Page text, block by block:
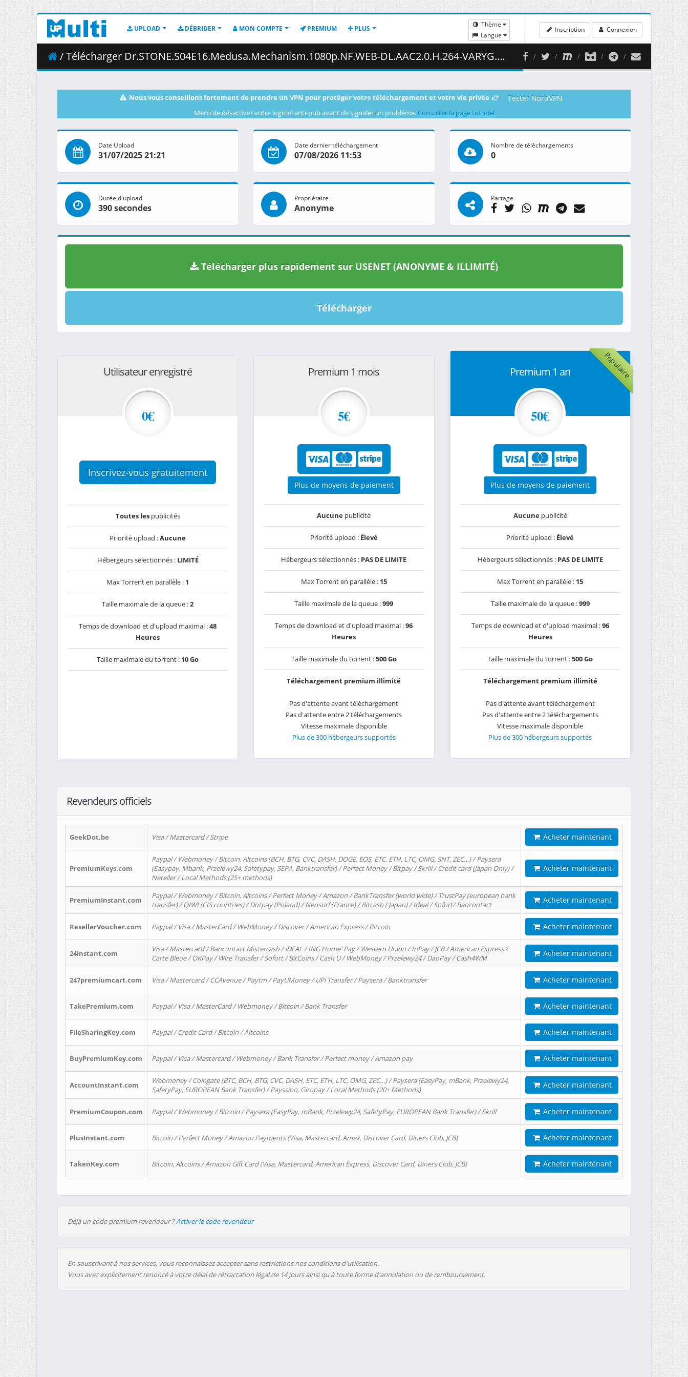
UPLOAD DÉBRIDER MON COMPTE PREMIUM PLUS
Thème
Langue
Inscription Connexion
/ Télécharger Dr.STONE.S04E16.Medusa.Mechanism.1080p.NF.WEB-DL.AAC2.0.H.264-VARYG.mkv.003 ( 342.69 MB )
Nous vous conseillons fortement de prendre un VPN pour protéger votre téléchargement et votre vie privée Tester NordVPN
Merci de désactiver votre logiciel anti-pub avant de signaler un problème. Consulter la page tutoriel
Date Upload
31/07/2025 21:21
Date dernier téléchargement
07/08/2026 11:53
Nombre de téléchargements
0
Durée d'upload
390 secondes
Propriétaire
Anonyme
Partage
Télécharger plus rapidement sur USENET (ANONYME & ILLIMITÉ)
Télécharger
Utilisateur enregistré
0€
Inscrivez-vous gratuitement
Toutes lespublicités
Priorité upload :Aucune
Hébergeurs sélectionnés : LIMITÉ
Max Torrent en parallèle : 1
Taille maximale de la queue :2
Temps de download et d'upload maximal :48
Heures
Taille maximale du torrent : 10 Go
Premium 1 mois
5€
Plus de moyens de paiement
Aucune publicité
Priorité upload : Élevé
Hébergeurs sélectionnés : PAS DE LIMITE
Max Torrent en parallèle : 15
Taille maximale de la queue :999
Temps de download et d'upload maximal :96
Heures
Taille maximale du torrent :500 Go
Téléchargement premium illimité
Pas d'attente avant téléchargement
Pas d'attente entre 2 téléchargements
Vitesse maximale disponible
Plus de 300 hébergeurs supportés
Populaire
Premium 1 an
50€
Plus de moyens de paiement
Aucunepublicité
Priorité upload : Élevé
Hébergeurs sélectionnés : PAS DE LIMITE
Max Torrent en parallèle : 15
Taille maximale de la queue :999
Temps de download et d'upload maximal :96
Heures
Taille maximale du torrent :500 Go
Téléchargement premium illimité
Pas d'attente avant téléchargement
Pas d'attente entre 2 téléchargements
Vitesse maximale disponible
Plus de 300 hébergeurs supportés
Revendeurs officiels
GeekDot.be Visa / Mastercard / Stripe Acheter maintenant
PremiumKeys.com
Paypal / Webmoney / Bitcoin, Altcoins (BCH, BTG, CVC, DASH, DOGE, EOS, ETC, ETH, LTC, OMG, SNT, ZEC…) / Paysera
(Easypay, Mbank, Przelewy24, Safetypay, SEPA, Banktransfer) / Perfect Money / Bitpay / Skrill / Credit card (Japan Only) /
Neteller / Local Methods (25+ methods)
Acheter maintenant
PremiumInstant.com
Paypal / Webmoney / Bitcoin, Altcoins / Perfect Money / Amazon / BankTransfer (world wide) / TrustPay (european bank
transfer) / QIWI (CIS countries) / Dotpay (Poland) / Neosurf (France) / Bitcash ( Japan) / Ideal / Sofort/ Bancontact
Acheter maintenant
ResellerVoucher.com Paypal / Visa / MasterCard / WebMoney / Discover / American Express / Bitcoin Acheter maintenant
24instant.com
Visa / Mastercard / Bancontact Mistercash / iDEAL / ING Home' Pay / Western Union / InPay / JCB / American Express /
Carte Bleue / OKPay / Wire Transfer / Sofort / BitCoins / Cash U / WebMoney / Przelewy24 / DaoPay / Cash4WM
Acheter maintenant
247premiumcart.com Visa / Mastercard / CCAvenue / Paytm / PayUMoney / UPi Transfer / Paysera / Banktransfer Acheter maintenant
TakePremium.com Paypal / Visa / MasterCard / Webmoney / Bitcoin / Bank Transfer Acheter maintenant
FileSharingKey.com Paypal / Credit Card / Bitcoin / Altcoins Acheter maintenant
BuyPremiumKey.com Paypal / Visa / Mastercard / Webmoney / Bank Transfer / Perfect money / Amazon pay Acheter maintenant
AccountInstant.com
Webmoney / Coingate (BTC, BCH, BTG, CVC, DASH, ETC, ETH, LTC, OMG, ZEC…) / Paysera (EasyPay, mBank, Przelewy24,
SafetyPay, EUROPEAN Bank Transfer) / Payssion, Giropay / Local Methods (20+ Methods)
Acheter maintenant
PremiumCoupon.com Paypal / Webmoney / Bitcoin / Paysera (EasyPay, mBank, Przelewy24, SafetyPay, EUROPEAN Bank Transfer) / Skrill Acheter maintenant
PlusInstant.com Bitcoin / Perfect Money / Amazon Payments (Visa, Mastercard, Amex, Discover Card, Diners Club, JCB) Acheter maintenant
TakenKey.com Bitcoin, Altcoins / Amazon Gift Card (Visa, Mastercard, American Express, Discover Card, Diners Club, JCB) Acheter maintenant
Déjà un code premium revendeur ?Activer le code revendeur
En souscrivant à nos services, vous reconnaissez accepter sans restrictions nos conditions d'utilisation.
Vous avez explicitement renoncé à votre délai de rétractation légal de 14 jours ainsi qu'à toute forme d'annulation ou de remboursement.